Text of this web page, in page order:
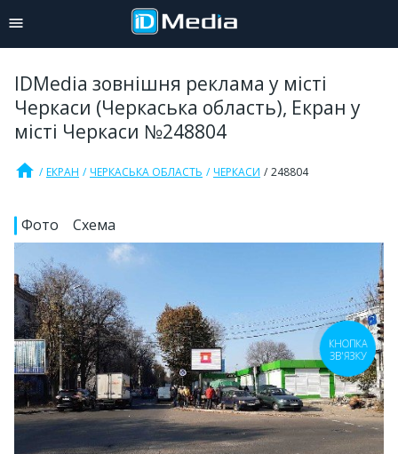
IDMedia зовнішня реклама у місті
Черкаси (Черкаська область), Екран у
місті Черкаси №248804
home ЕКРАН ЧЕРКАСЬКА ОБЛАСТЬ ЧЕРКАСИ 248804
Фото Схема
КНОПКА
ЗВ'ЯЗКУ